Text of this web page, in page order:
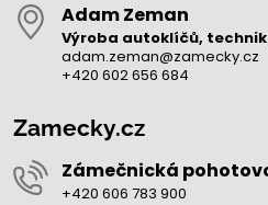
Adam Zeman
Výroba autoklíčů,
adam.zeman@zamecky.cz
+420 602 656 684
Zamecky.cz
Zámečnická
+420 606 783 900